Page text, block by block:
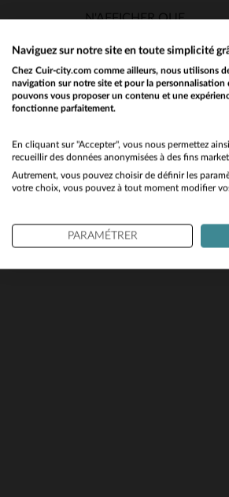
N'AFFICHER QUE
Les Nouveautés(10)
Promotions (10)
Naviguez sur notre site en toute simplicité
Chez Cuir-city.com comme ailleurs, nous utilisons
navigation sur notre site et pour la personnalisation
pouvons vous proposer un contenu et une
fonctionne parfaitement.
En cliquant sur "Accepter", vous nous permettez
recueillir des données anonymisées à des fins
Autrement, vous pouvez choisir de définir les
votre choix, vous pouvez à tout moment modifier
PARAMÉTRER